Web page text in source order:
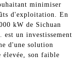
minimiser
d'exploitation. En
kW de Sichuan
un investissement
d'une solution
élevée, son faible